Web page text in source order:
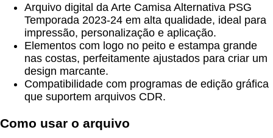
Arquivo digital da Arte Camisa Alternativa PSG
Temporada 2023-24 em alta qualidade, ideal para
impressão, personalização e aplicação.
Elementos com logo no peito e estampa grande
nas costas, perfeitamente ajustados para criar um
design marcante.
Compatibilidade com programas de edição gráfica
que suportem arquivos CDR.
Como usar o arquivo